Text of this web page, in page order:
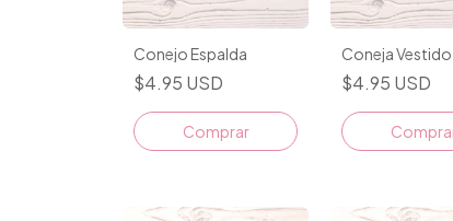
Conejo Espalda
$4.95 USD
Comprar
Coneja Vestido
$4.95 USD